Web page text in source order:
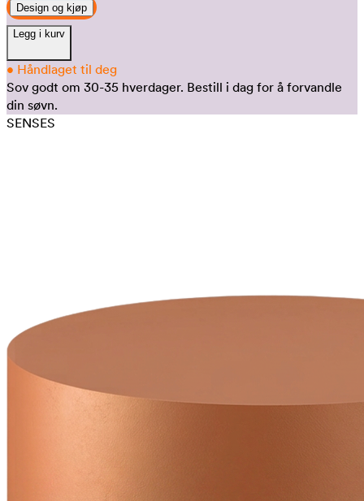
Design og kjøp
Legg i kurv
• Håndlaget til deg
Sov godt om 30-35 hverdager. Bestill i dag for å forvandle
din søvn.
SENSES